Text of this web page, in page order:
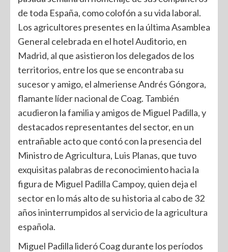
de toda España, como colofón a su vida laboral.
Los agricultores presentes en la última Asamblea
General celebrada en el hotel Auditorio, en
Madrid, al que asistieron los delegados de los
territorios, entre los que se encontraba su
sucesor y amigo, el almeriense Andrés Góngora,
flamante líder nacional de Coag. También
acudieron la familia y amigos de Miguel Padilla, y
destacados representantes del sector, en un
entrañable acto que contó con la presencia del
Ministro de Agricultura, Luis Planas, que tuvo
exquisitas palabras de reconocimiento hacia la
figura de Miguel Padilla Campoy, quien deja el
sector en lo más alto de su historia al cabo de 32
años ininterrumpidos al servicio de la agricultura
española.
Miguel Padilla lideró Coag durante los períodos